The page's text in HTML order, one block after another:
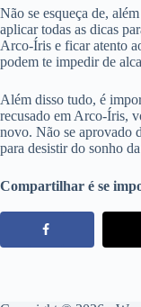
Não se esqueça de,
aplicar todas as dicas
Arco-Íris e ficar atento
podem te impedir de
Além disso tudo, é
recusado em Arco-Íris,
novo. Não se aprovado
para desistir do sonho
Compartilhar é se